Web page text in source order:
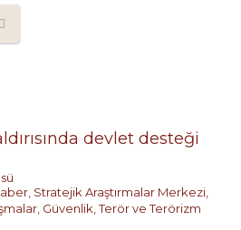
devlet desteği
Stratejik Araştırmalar Merkezi
Güvenlik, Terör ve Terörizm